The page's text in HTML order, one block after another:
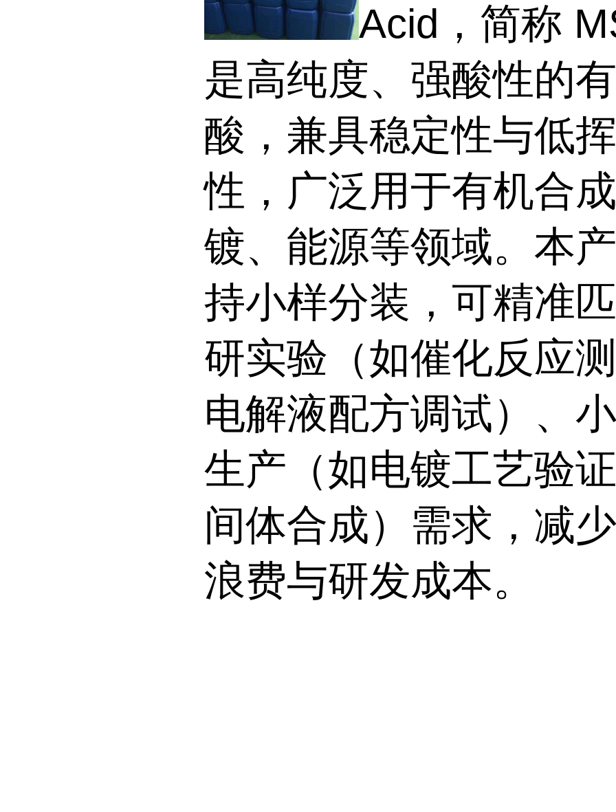
Acid，简称
是高纯度、强酸性的
酸，兼具稳定性与低
性，广泛用于有机合
镀、能源等领域。本
持小样分装，可精准
研实验（如催化反应
电解液配方调试）、
生产（如电镀工艺验
间体合成）需求，减
浪费与研发成本。